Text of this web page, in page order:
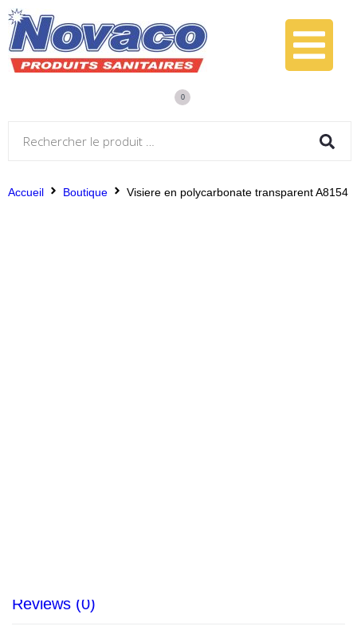
0
Accueil Boutique Visiere en polycarbonate transparent A8154
Reviews (0)